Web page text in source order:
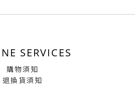
SERVICES
購物須知
退換貨須知